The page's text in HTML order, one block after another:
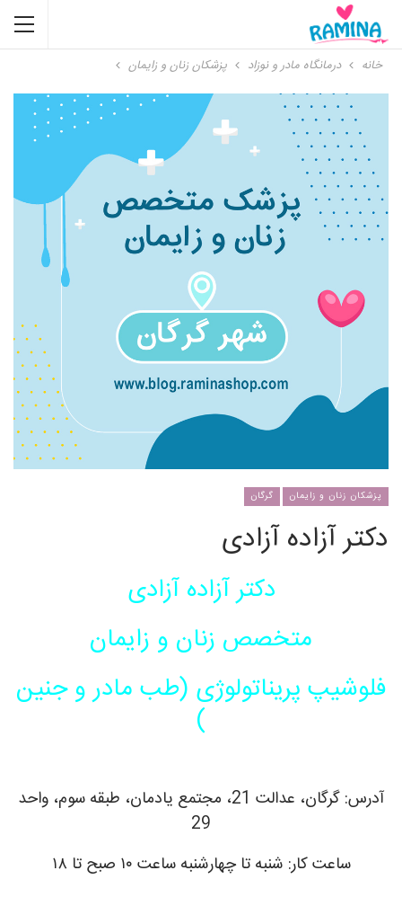
خانه درمانگاه مادر و نوزاد پزشکان زنان و زایمان
پزشکان زنان و زایمان گرگان
دکتر آزاده آزادی
دکتر آزاده آزادی
متخصص زنان و زایمان
فلوشیپ پریناتولوژی (طب مادر و جنین
)
آدرس: گرگان، عدالت 21، مجتمع یادمان، طبقه سوم، واحد
29
ساعت کار: شنبه تا چهارشنبه ساعت ۱۰ صبح تا ۱۸